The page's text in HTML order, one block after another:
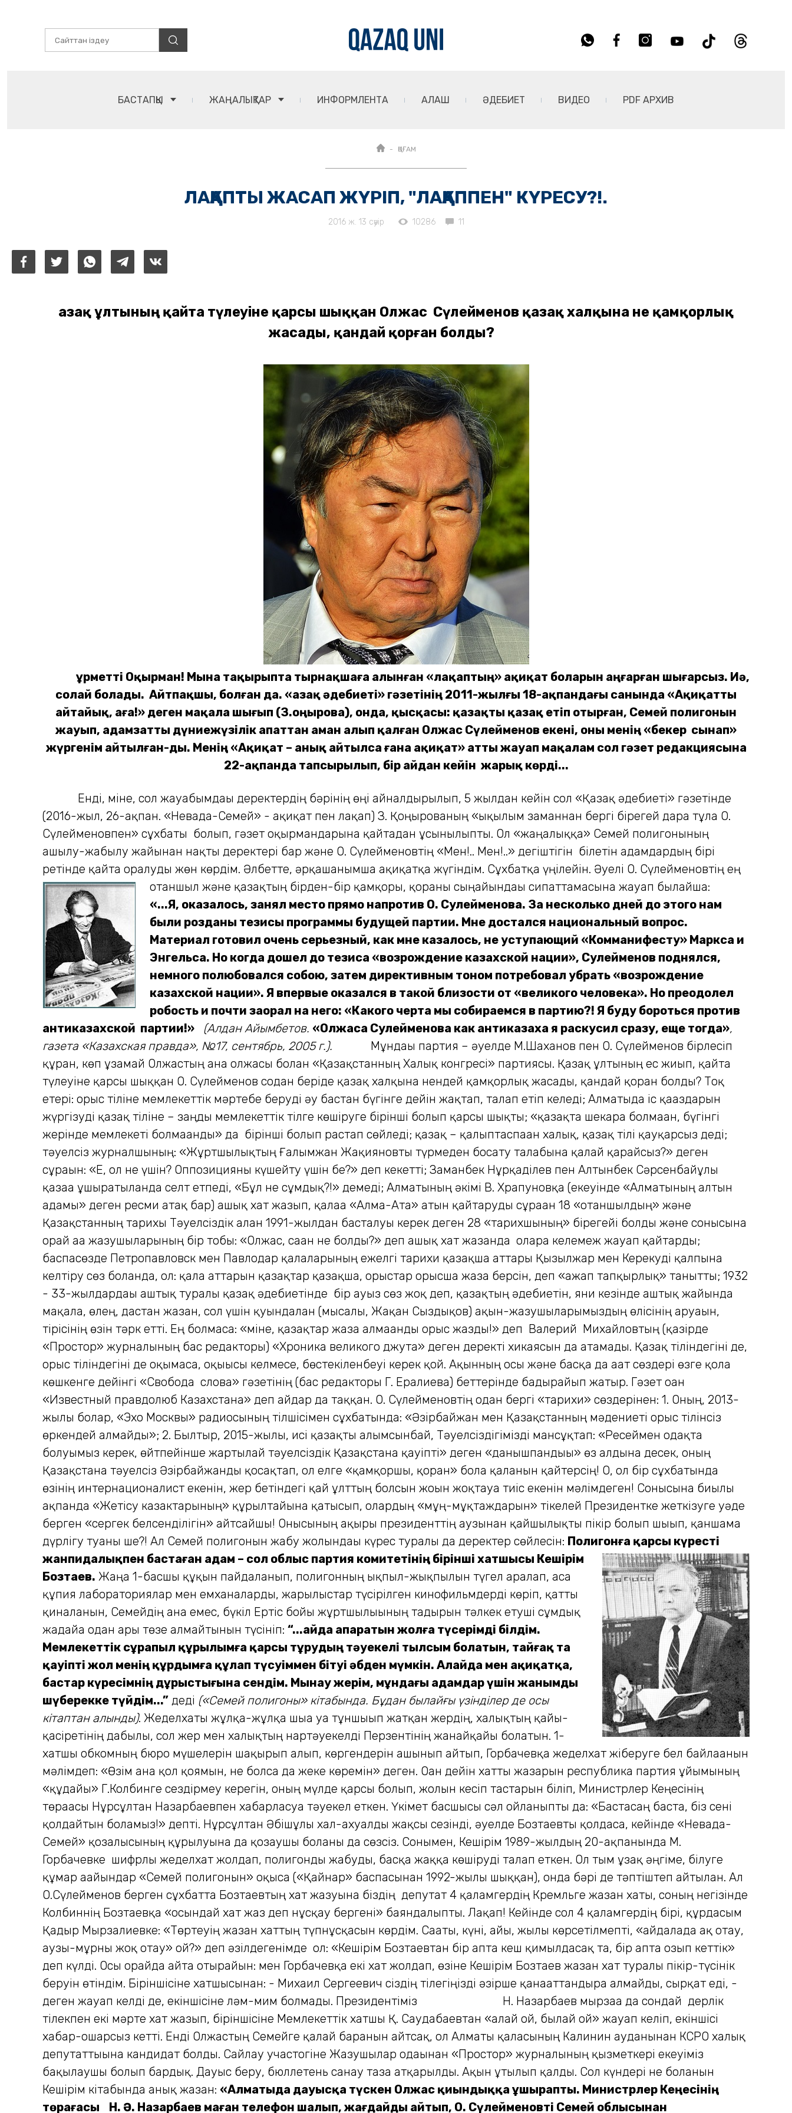
БАСТАПҚЫ ЖАҢАЛЫҚТАР ИНФОРМЛЕНТА АЛАШ ӘДЕБИЕТ ВИДЕО PDF АРХИВ
ҚОҒАМ
ЛАҚАПТЫ ЖАСАП ЖҮРІП, "ЛАҚАППЕН" КҮРЕСУ?!.
2016 ж. 13 сәуір 10286 11
Қазақ ұлтының қайта түлеуіне қарсы шыққан Олжас Сүлейменов қазақ халқына не қамқорлық
жасады, қандай қорған болды?
Құрметті Оқырман! Мына тақырыпта тырнақшаға алынған «лақаптың» ақиқат боларын аңғарған шығарсыз. Иә,
солай болады. Айтпақшы, болған да. «Қазақ әдебиеті» гәзетінің 2011-жылғы 18-ақпандағы санында «Ақиқатты
айтайық, аға!» деген мақала шығып (З.Қоңырова), онда, қысқасы: қазақты қазақ етіп отырған, Семей полигонын
жауып, адамзатты дүниежүзілік апаттан аман алып қалған Олжас Сүлейменов екені, оны менің «бекер сынап»
жүргенім айтылған-ды. Менің «Ақиқат – анық айтылса ғана ақиқат» атты жауап мақалам сол гәзет редакциясына
22-ақпанда тапсырылып, бір айдан кейін жарық көрді...
Енді, міне, сол жауабымдағы деректердің бәрінің өңі айналдырылып, 5 жылдан кейін сол «Қазақ әдебиеті» гәзетінде
(2016-жыл, 26-ақпан. «Невада-Семей» - ақиқат пен лақап) З. Қоңырованың «ықылым заманнан бергі бірегей дара тұлға О.
Сүлейменовпен» сұхбаты болып, гәзет оқырмандарына қайтадан ұсынылыпты. Ол «жаңалыққа» Семей полигонының
ашылу-жабылу жайынан нақты деректері бар және О. Сүлейменовтің «Мен!.. Мен!..» дегіштігін білетін адамдардың бірі
ретінде қайта оралуды жөн көрдім. Әлбетте, әрқашанғымша ақиқатқа жүгіндім. Сұхбатқа үңілейін. Әуелі О. Сүлейменовтің ең
отаншыл және қазақтың бірден-бір қамқоры, қорғаны сыңайындағы сипаттамасына жауап былайша:
«...Я, оказалось, занял место прямо напротив О. Сулейменова. За несколько дней до этого нам
были розданы тезисы программы будущей партии. Мне достался национальный вопрос.
Материал готовил очень серьезный, как мне казалось, не уступающий «Комманифесту» Маркса и
Энгельса. Но когда дошел до тезиса «возрождение казахской нации», Сулейменов поднялся,
немного полюбовался собою, затем директивным тоном потребовал убрать «возрождение
казахской нации». Я впервые оказался в такой близости от «великого человека». Но преодолел
робость и почти заорал на него: «Какого черта мы собираемся в партию?! Я буду бороться против
антиказахской партии!»
(Алдан Айымбетов. «Олжаса Сулейменова как антиказаха я раскусил сразу, еще тогда»,
газета «Казахская правда», №17, сентябрь, 2005 г.).
Мұндағы партия – әуелде М.Шаханов пен О. Сүлейменов бірлесіп
құрған, көп ұзамай Олжастың ғана олжасы болған «Қазақстанның Халық конгресі» партиясы. Қазақ ұлтының ес жиып, қайта
түлеуіне қарсы шыққан О. Сүлейменов содан беріде қазақ халқына нендей қамқорлық жасады, қандай қорған болды? Тоқ
етері: орыс тіліне мемлекеттік мәртебе беруді әу бастан бүгінге дейін жақтап, талап етіп келеді; Алматыда іс қағаздарын
жүргізуді қазақ тіліне – заңды мемлекеттік тілге көшіруге бірінші болып қарсы шықты; «қазақта шекара болмаған, бүгінгі
жерінде мемлекеті болмағанды» да бірінші болып растап сөйледі; қазақ – қалыптаспаған халық, қазақ тілі қауқарсыз деді;
тәуелсіз журналшының: «Жұртшылықтың Ғалымжан Жақияновты түрмеден босату талабына қалай қарайсыз?» деген
сұрағын: «Е, ол не үшін? Оппозицияны күшейту үшін бе?» деп кекетті; Заманбек Нұрқаділев пен Алтынбек Сәрсенбайұлы
қазаға ұшыратылғанда селт етпеді, «Бұл не сұмдық?!» демеді; Алматының әкімі В. Храпуновқа (екеуінде «Алматының алтын
адамы» деген ресми атақ бар) ашық хат жазып, қалаға «Алма-Ата» атын қайтаруды сұраған 18 «отаншылдың» және
Қазақстанның тарихы Тәуелсіздік алған 1991-жылдан басталуы керек деген 28 «тарихшының» бірегейі болды және сонысына
орай аға жазушыларының бір тобы: «Олжас, саған не болды?» деп ашық хат жазғанда оларға келемеж жауап қайтарды;
баспасөзде Петропавловск мен Павлодар қалаларының ежелгі тарихи қазақша аттары Қызылжар мен Керекуді қалпына
келтіру сөз болғанда, ол: қала аттарын қазақтар қазақша, орыстар орысша жаза берсін, деп «ғажап тапқырлық» танытты; 1932
- 33-жылдардағы аштық туралы қазақ әдебиетінде бір ауыз сөз жоқ деп, қазақтың әдебиетін, яғни кезінде аштық жайында
мақала, өлең, дастан жазған, сол үшін қуғындалған (мысалы, Жақан Сыздықов) ақын-жазушыларымыздың өлісінің аруағын,
тірісінің өзін тәрк етті. Ең болмаса: «міне, қазақтар жаза алмағанды орыс жазды!» деп Валерий Михайловтың (қазірде
«Простор» журналының бас редакторы) «Хроника великого джута» деген деректі хикаясын да атамады. Қазақ тіліндегіні де,
орыс тіліндегіні де оқымаса, оқығысы келмесе, бөстекіленбеуі керек қой. Ақынның осы және басқа да ағат сөздері өзге қолға
көшкенге дейінгі «Свобода слова» гәзетінің (бас редакторы Г. Ерғалиева) беттерінде бадырайып жатыр. Гәзет оған
«Известный правдолюб Казахстана» деп айдар да таққан. О. Сүлейменовтің одан бергі «тарихи» сөздерінен: 1. Оның, 2013-
жылы болар, «Эхо Москвы» радиосының тілшісімен сұхбатында: «Әзірбайжан мен Қазақстанның мәдениеті орыс тілінсіз
өркендей алмайды»; 2. Былтыр, 2015-жылы, исі қазақты алымсынбай, Тәуелсіздігімізді мансұқтап: «Ресеймен одақта
болуымыз керек, өйтпейінше жартылай тәуелсіздік Қазақстанға қауіпті» деген «данышпандығы» өз алдына десек, оның
Қазақстанға тәуелсіз Әзірбайжанды қосақтап, ол елге «қамқоршы, қорған» бола қалғанын қайтерсің! О, ол бір сұхбатында
өзінің интернационалист екенін, жер бетіндегі қай ұлттың болсын жоғын жоқтауға тиіс екенін мәлімдеген! Сонысына биылғы
ақпанда «Жетісу казактарының» құрылтайына қатысып, олардың «мұң-мұқтаждарын» тікелей Президентке жеткізуге уәде
берген «сергек белсенділігін» айтсайшы! Онысының ақыры президенттің аузынан қайшылықты пікір болып шығып, қаншама
дүрлігу туғаны ше?! Ал Семей полигонын жабу жолындағы күрес туралы да деректер сөйлесін: Полигонға қарсы күресті
жанпидалықпен бастаған адам – сол облыс партия комитетінің бірінші хатшысы Кешірім
Бозтаев. Жаңа 1-басшы құқын пайдаланып, полигонның ықпыл-жықпылын түгел аралап, аса
құпия лабораториялар мен емханаларды, жарылыстар түсірілген кинофильмдерді көріп, қатты
қиналғанын, Семейдің ғана емес, бүкіл Ертіс бойы жұртшылығының тағдырын тәлкек етуші сұмдық
жағдайға одан ары төзе алмайтынын түсініп: “...Қайда апаратын жолға түсерімді білдім.
Мемлекеттік сұрапыл құрылымға қарсы тұрудың тәуекелі тылсым болатын, тайғақ та
қауіпті жол менің құрдымға құлап түсуіммен бітуі әбден мүмкін. Алайда мен ақиқатқа,
бастар күресімнің дұрыстығына сендім. Мынау жерім, мұндағы адамдар үшін жанымды
шүберекке түйдім...” деді («Семей полигоны» кітабында. Бұдан былайғы үзінділер де осы
кітаптан алынды). Жеделхаты жұлқа-жұлқа шыға уға тұншығып жатқан жердің, халықтың қайғы-
қасіретінің дабылы, сол жер мен халықтың нартәуекелді Перзентінің жанайқайы болатын. 1-
хатшы обкомның бюро мүшелерін шақырып алып, көргендерін ашынып айтып, Горбачевқа жеделхат жіберуге бел байлағанын
мәлімдеп: «Өзім ғана қол қоямын, не болса да жеке көремін» деген. Оған дейін хатты жазарын республика партия ұйымының
«құдайы» Г.Колбинге сездірмеу керегін, оның мүлде қарсы болып, жолын кесіп тастарын біліп, Министрлер Кеңесінің
төрағасы Нұрсұлтан Назарбаевпен хабарласуға тәуекел еткен. Үкімет басшысы сәл ойланыпты да: «Бастасаң баста, біз сені
қолдайтын боламыз!» депті. Нұрсұлтан Әбішұлы хал-ахуалды жақсы сезінді, әуелде Бозтаевты қолдаса, кейінде «Невада-
Семей» қозғалысының құрылуына да қозғаушы болғаны да сөзсіз. Сонымен, Кешірім 1989-жылдың 20-ақпанында М.
Горбачевке шифрлы жеделхат жолдап, полигонды жабуды, басқа жаққа көшіруді талап еткен. Ол тым ұзақ әңгіме, білуге
құмар ағайындар «Семей полигонын» оқыса («Қайнар» баспасынан 1992-жылы шыққан), онда бәрі де тәптіштеп айтылған. Ал
О.Сүлейменов берген сұхбатта Бозтаевтың хат жазуына біздің депутат 4 қаламгердің Кремльге жазған хаты, соның негізінде
Колбиннің Бозтаевқа «осындай хат жаз деп нұсқау бергені» баяндалыпты. Лақап! Кейінде сол 4 қаламгердің бірі, құрдасым
Қадыр Мырзалиевке: «Төртеуің жазған хаттың түпнұсқасын көрдім. Сағаты, күні, айы, жылы көрсетілмепті, «айдалада ақ отау,
аузы-мұрны жоқ отау» ғой?» деп әзілдегенімде ол: «Кешірім Бозтаевтан бір апта кеш қимылдасақ та, бір апта озып кеттік»
деп күлді. Осы орайда айта отырайын: мен Горбачевқа екі хат жолдап, өзіне Кешірім Бозтаев жазған хат туралы пікір-түсінік
беруін өтіндім. Біріншісіне хатшысынан: - Михаил Сергеевич сіздің тілегіңізді әзірше қанағаттандыра алмайды, сырқат еді, -
деген жауап келді де, екіншісіне ләм-мим болмады. Президентіміз Н. Назарбаев мырзаға да сондай дерлік
тілекпен екі мәрте хат жазып, біріншісіне Мемлекеттік хатшы Қ. Саудабаевтан «алай ғой, былай ғой» жауап келіп, екіншісі
хабар-ошарсыз кетті. Енді Олжастың Семейге қалай барғанын айтсақ, ол Алматы қаласының Калинин ауданынан КСРО халық
депутаттығына кандидат болды. Сайлау участогіне Жазушылар одағынан «Простор» журналының қызметкері екеуіміз
бақылаушы болып бардық. Дауыс беру, бюллетень санау таза атқарылды. Ақын ұтылып қалды. Сол күндері не болғанын
Кешірім кітабында анық жазған: «Алматыда дауысқа түскен Олжас қиындыққа ұшырапты. Министрлер Кеңесінің
төрағасы Н. Ә. Назарбаев маған телефон шалып, жағдайды айтып, О. Сүлейменовті Семей облысынан